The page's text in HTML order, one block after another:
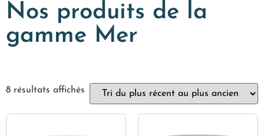
Nos produits de la
gamme Mer
8 résultats affichés